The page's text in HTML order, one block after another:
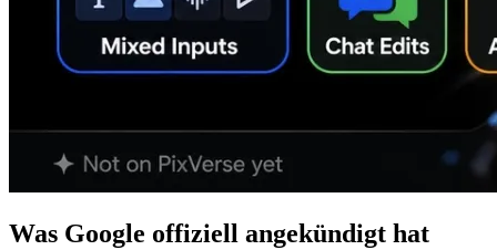
Was Google offiziell angekündigt hat